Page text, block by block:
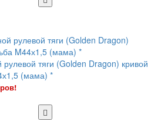
тяги (Golden Dragon) кривой
(мама) *